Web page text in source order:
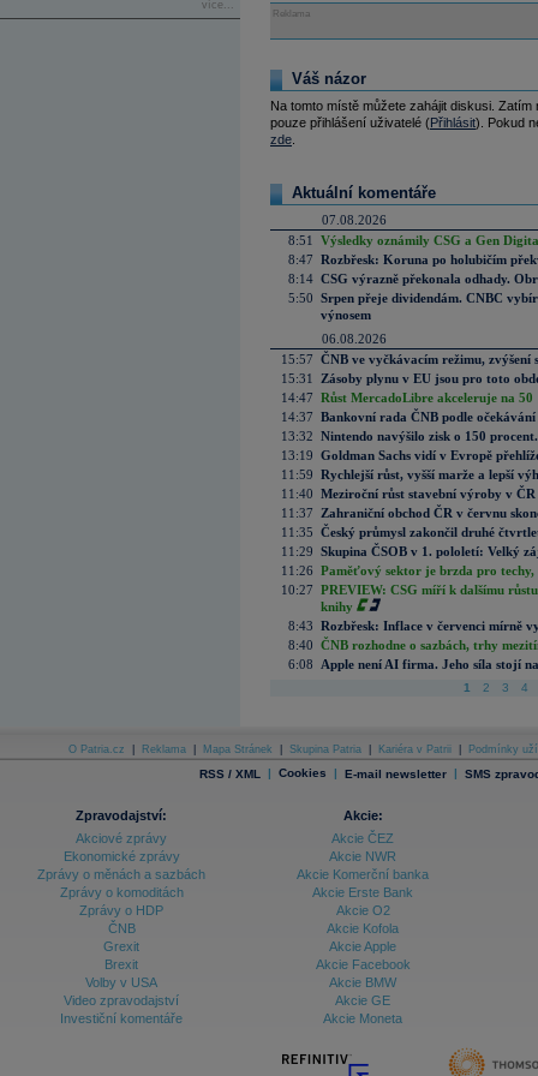
více...
Reklama
Váš názor
Na tomto místě můžete zahájit diskusi.
pouze přihlášení uživatelé (Přihlásit). Pokud
zde
Aktuální komentáře
07.08.2026
8:51
Výsledky oznámily CSG a Gen
8:47 Rozbřesk: Koruna po holubičím
8:14 CSG výrazně překonala odhady.
5:50 Srpen přeje dividendám. CNBC
výnosem
06.08.2026
15:57 ČNB ve vyčkávacím režimu, zvýšení
15:31
Zásoby plynu v EU jsou pro toto
14:47 Růst MercadoLibre akceleruje na
14:37 Bankovní rada ČNB podle
13:32 Nintendo navýšilo zisk o 150
13:19 Goldman Sachs vidí v Evropě
11:59 Rychlejší růst, vyšší marže a lepší
11:40 Meziroční růst stavební výroby v
11:37
Zahraniční obchod ČR v červnu
11:35 Český průmysl zakončil druhé
11:29 Skupina ČSOB v 1. pololetí: Velký
11:26 Paměťový sektor je brzda pro techy,
10:27 PREVIEW: CSG míří k dalšímu
knihy
8:43 Rozbřesk: Inflace v červenci mírně
8:40 ČNB rozhodne o sazbách, trhy
6:08
Apple není AI firma. Jeho síla stojí
1 2 3 4
O Patria.cz Reklama Mapa Stránek Skupina Patria Kariéra v Patrii Podmínky
RSS / XML | Cookies | E-mail newsletter | SMS
Zpravodajství:
Akciové zprávy
Ekonomické zprávy
Zprávy o měnách a sazbách
Zprávy o komoditách
Zprávy o HDP
ČNB
Grexit
Brexit
Volby v USA
Video zpravodajství
Investiční komentáře
Akcie:
Akcie ČEZ
Akcie NWR
Akcie Komerční banka
Akcie Erste Bank
Akcie O2
Akcie Kofola
Akcie Apple
Akcie Facebook
Akcie BMW
Akcie GE
Akcie Moneta